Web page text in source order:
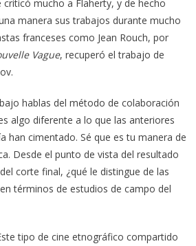
mucho a Flaherty, y de hecho
manera sus trabajos durante mucho
franceses como Jean Rouch, por
Vague, recuperó el trabajo de
hablas del método de colaboración
algo diferente a lo que las anteriores
han cimentado. Sé que es tu manera de
Desde el punto de vista del resultado
corte final, ¿qué le distingue de las
términos de estudios de campo del
tipo de cine etnográfico compartido